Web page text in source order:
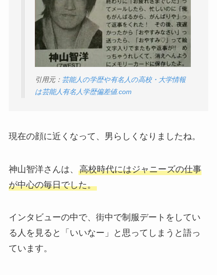
引用元： 芸能人の学歴や有名人の高校・大学情報
は芸能人有名人学歴偏差値.com
現在の顔に近くなって、男らしくなりましたね。
神山智洋さんは、 高校時代にはジャニーズの仕事
が中心の毎日でした。
インタビューの中で、街中で制服デートをしてい
る人を見ると「いいなー」と思ってしまうと語っ
ています。